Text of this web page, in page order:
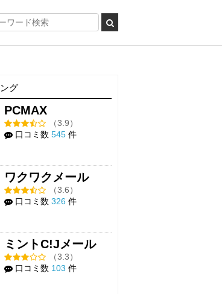
グ
PCMAX
（3.9）
口コミ数 545 件
ワクワクメール
（3.6）
口コミ数 326 件
ミントC!Jメール
（3.3）
口コミ数 103 件